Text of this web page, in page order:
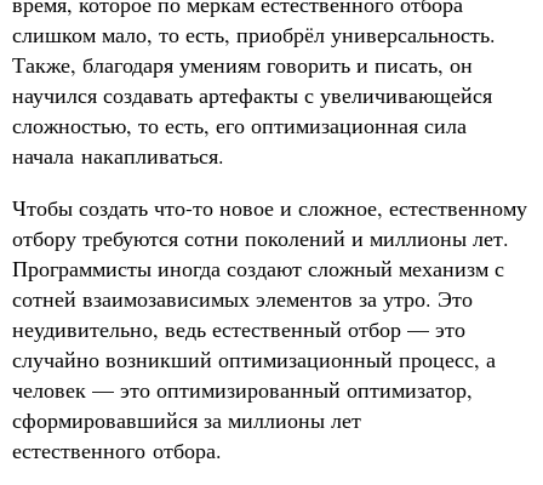
слишком мало, то есть, приобрёл универсальность.
Также, благодаря умениям говорить и писать, он
научился создавать артефакты с увеличивающейся
сложностью, то есть, его оптимизационная сила
начала накапливаться.
Чтобы создать что-то новое и сложное, естественному
отбору требуются сотни поколений и миллионы лет.
Программисты иногда создают сложный механизм с
сотней взаимозависимых элементов за утро. Это
неудивительно, ведь естественный отбор — это
случайно возникший оптимизационный процесс, а
человек — это оптимизированный оптимизатор,
сформировавшийся за миллионы лет
естественного отбора.